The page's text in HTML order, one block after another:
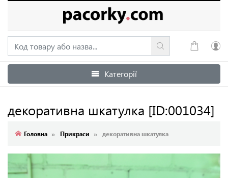
Увійти
Категорії
декоративна шкатулка [ID:001034]
Головна Прикраси декоративна шкатулка